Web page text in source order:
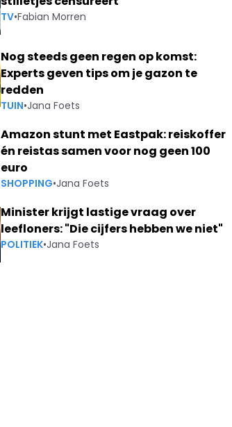
TV•Fabian Morren
Nog steeds geen regen op komst:
Experts geven tips om je gazon te
redden
TUIN•Jana Foets
Amazon stunt met Eastpak: reiskoffer
én reistas samen voor nog geen 100
euro
SHOPPING•Jana Foets
Minister krijgt lastige vraag over
leefloners: "Die cijfers hebben we niet"
POLITIEK•Jana Foets